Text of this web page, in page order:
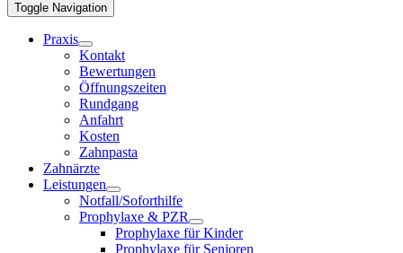
Toggle Navigation
Praxis
Kontakt
Bewertungen
Öffnungszeiten
Rundgang
Anfahrt
Kosten
Zahnpasta
Zahnärzte
Leistungen
Notfall/Soforthilfe
Prophylaxe & PZR
Prophylaxe für Kinder
Prophylaxe für Senioren